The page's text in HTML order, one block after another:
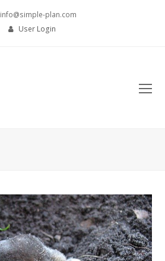
info@simple-plan.com
User Login